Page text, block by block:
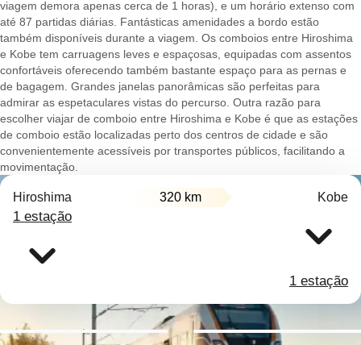
viagem demora apenas cerca de 1 horas), e um horário extenso com
até 87 partidas diárias. Fantásticas amenidades a bordo estão
também disponíveis durante a viagem. Os comboios entre Hiroshima
e Kobe tem carruagens leves e espaçosas, equipadas com assentos
confortáveis oferecendo também bastante espaço para as pernas e
de bagagem. Grandes janelas panorâmicas são perfeitas para
admirar as espetaculares vistas do percurso. Outra razão para
escolher viajar de comboio entre Hiroshima e Kobe é que as estações
de comboio estão localizadas perto dos centros de cidade e são
convenientemente acessíveis por transportes públicos, facilitando a
movimentação.
Hiroshima 320 km Kobe
1 estação
1 estação